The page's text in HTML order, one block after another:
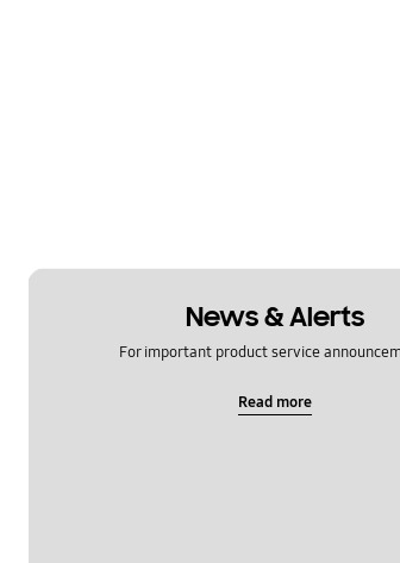
News & Alerts
For important product service
Read more